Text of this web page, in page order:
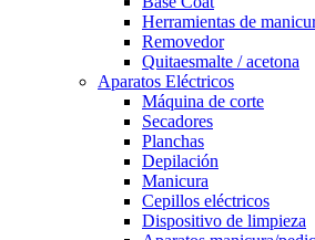
Herramientas de
Removedor
Quitaesmalte / acetona
Aparatos Eléctricos
Máquina de corte
Secadores
Planchas
Depilación
Manicura
Cepillos eléctricos
Dispositivo de limpieza